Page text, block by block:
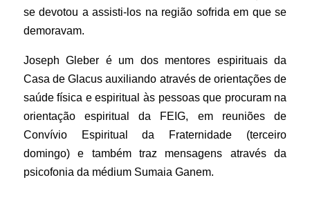
se devotou a assisti-los na região sofrida em que se
demoravam.
Joseph Gleber é um dos mentores espirituais da
Casa de Glacus auxiliando através de orientações de
saúde física e espiritual às pessoas que procuram na
orientação espiritual da FEIG, em reuniões de
Convívio Espiritual da Fraternidade (terceiro
domingo) e também traz mensagens através da
psicofonia da médium Sumaia Ganem.